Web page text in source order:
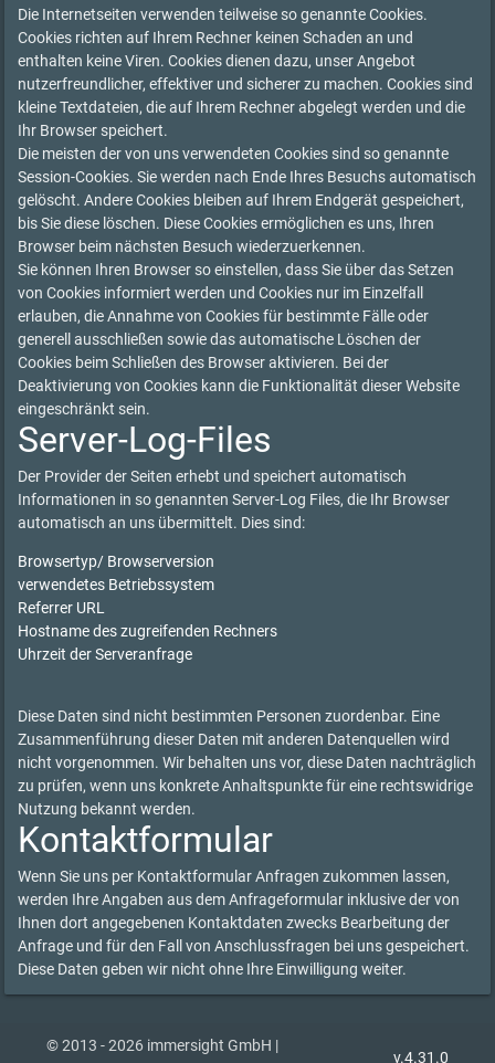
Die Internetseiten verwenden teilweise so genannte Cookies.
Cookies richten auf Ihrem Rechner keinen Schaden an und
enthalten keine Viren. Cookies dienen dazu, unser Angebot
nutzerfreundlicher, effektiver und sicherer zu machen. Cookies sind
kleine Textdateien, die auf Ihrem Rechner abgelegt werden und die
Ihr Browser speichert.
Die meisten der von uns verwendeten Cookies sind so genannte
Session-Cookies. Sie werden nach Ende Ihres Besuchs automatisch
gelöscht. Andere Cookies bleiben auf Ihrem Endgerät gespeichert,
bis Sie diese löschen. Diese Cookies ermöglichen es uns, Ihren
Browser beim nächsten Besuch wiederzuerkennen.
Sie können Ihren Browser so einstellen, dass Sie über das Setzen
von Cookies informiert werden und Cookies nur im Einzelfall
erlauben, die Annahme von Cookies für bestimmte Fälle oder
generell ausschließen sowie das automatische Löschen der
Cookies beim Schließen des Browser aktivieren. Bei der
Deaktivierung von Cookies kann die Funktionalität dieser Website
eingeschränkt sein.
Server-Log-Files
Der Provider der Seiten erhebt und speichert automatisch
Informationen in so genannten Server-Log Files, die Ihr Browser
automatisch an uns übermittelt. Dies sind:
Browsertyp/ Browserversion
verwendetes Betriebssystem
Referrer URL
Hostname des zugreifenden Rechners
Uhrzeit der Serveranfrage
Diese Daten sind nicht bestimmten Personen zuordenbar. Eine
Zusammenführung dieser Daten mit anderen Datenquellen wird
nicht vorgenommen. Wir behalten uns vor, diese Daten nachträglich
zu prüfen, wenn uns konkrete Anhaltspunkte für eine rechtswidrige
Nutzung bekannt werden.
Kontaktformular
Wenn Sie uns per Kontaktformular Anfragen zukommen lassen,
werden Ihre Angaben aus dem Anfrageformular inklusive der von
Ihnen dort angegebenen Kontaktdaten zwecks Bearbeitung der
Anfrage und für den Fall von Anschlussfragen bei uns gespeichert.
Diese Daten geben wir nicht ohne Ihre Einwilligung weiter.
© 2013 - 2026 immersight GmbH |
v.4.31.0